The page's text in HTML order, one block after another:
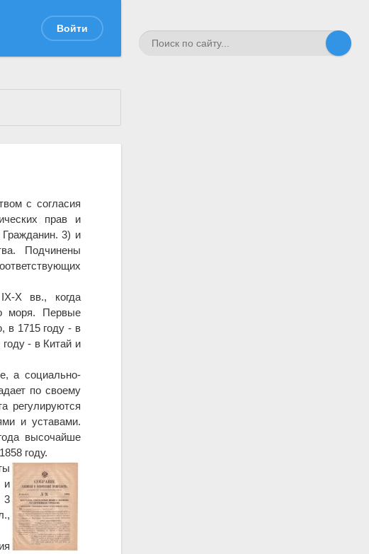
Войти
с согласия
прав и
Гражданин. 3) и
Подчинены
X вв., когда
моря. Первые
в 1715 году - в
- в Китай и
а социально-
по своему
регулируются
и уставами.
высочайше
году.
и
3